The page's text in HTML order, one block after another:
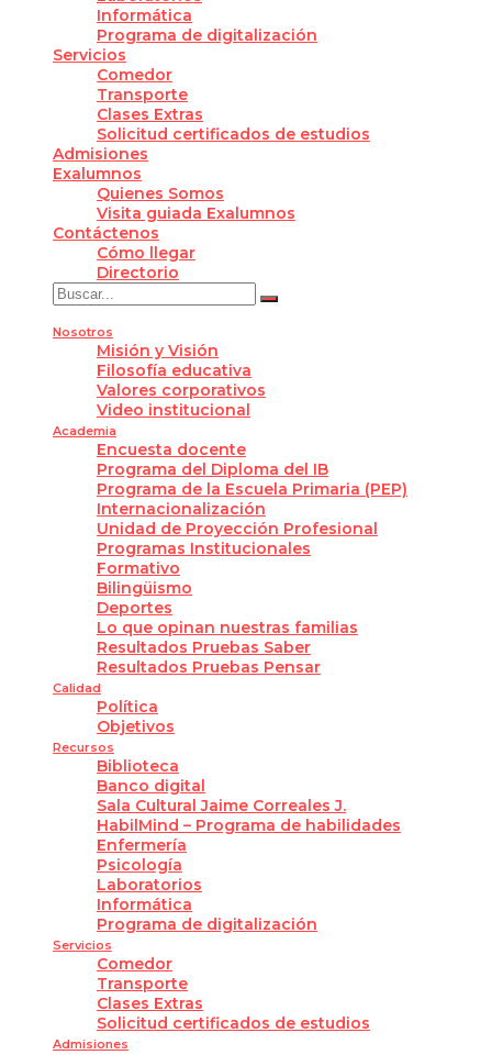
Informática
Programa de digitalización
Servicios
Comedor
Transporte
Clases Extras
Solicitud certificados de estudios
Admisiones
Exalumnos
Quienes Somos
Visita guiada Exalumnos
Contáctenos
Cómo llegar
Directorio
Nosotros
Misión y Visión
Filosofía educativa
Valores corporativos
Video institucional
Academia
Encuesta docente
Programa del Diploma del IB
Programa de la Escuela Primaria (PEP)
Internacionalización
Unidad de Proyección Profesional
Programas Institucionales
Formativo
Bilingüismo
Deportes
Lo que opinan nuestras familias
Resultados Pruebas Saber
Resultados Pruebas Pensar
Calidad
Política
Objetivos
Recursos
Biblioteca
Banco digital
Sala Cultural Jaime Correales J.
HabilMind – Programa de habilidades
Enfermería
Psicología
Laboratorios
Informática
Programa de digitalización
Servicios
Comedor
Transporte
Clases Extras
Solicitud certificados de estudios
Admisiones